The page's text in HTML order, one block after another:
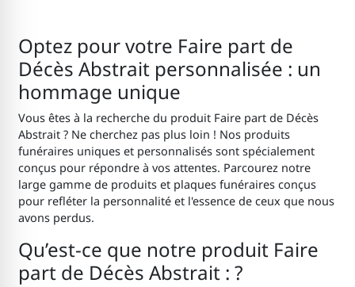
Optez pour votre Faire part de
Décès Abstrait personnalisée : un
hommage unique
Vous êtes à la recherche du produit Faire part de Décès
Abstrait ? Ne cherchez pas plus loin ! Nos produits
funéraires uniques et personnalisés sont spécialement
conçus pour répondre à vos attentes. Parcourez notre
large gamme de produits et plaques funéraires conçus
pour refléter la personnalité et l'essence de ceux que nous
avons perdus.
Qu’est-ce que notre produit Faire
part de Décès Abstrait : ?